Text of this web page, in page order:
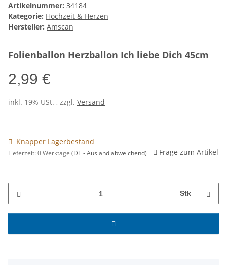
Artikelnummer: 34184
Kategorie: Hochzeit & Herzen
Hersteller: Amscan
Folienballon Herzballon Ich liebe Dich 45cm
2,99 €
inkl. 19% USt. , zzgl. Versand
Knapper Lagerbestand
Lieferzeit:0 Werktage (DE - Ausland abweichend) Frage zum Artikel
Stk